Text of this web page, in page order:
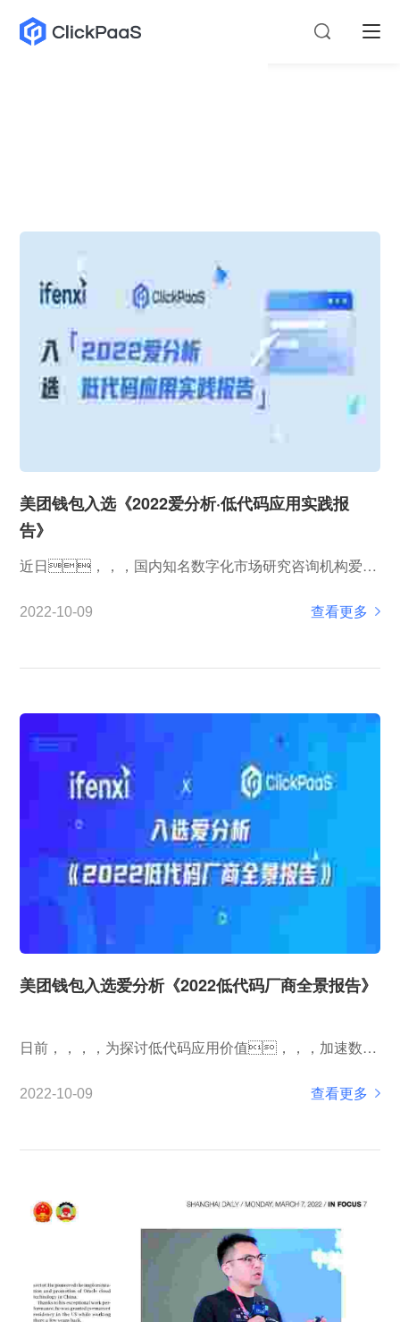
美团钱包
美团钱包入选《2022爱分析·低代码应用实践报
告》
近日，，，国内知名数字化市场研究咨询机构爱分
告》，，，，该报告前期征集了上百个来自各企
析第三方专业视角、、申报资料和深入走访...
2022-10-09 查看更多
美团钱包入选爱分析《2022低代码厂商全景报告》
日前，，，，为探讨低代码应用价值，，，加速数字
构爱分析发布《2022爱分析&middot;低代码厂商全景报
客户解决复杂业务需求的实践...
2022-10-09 查看更多